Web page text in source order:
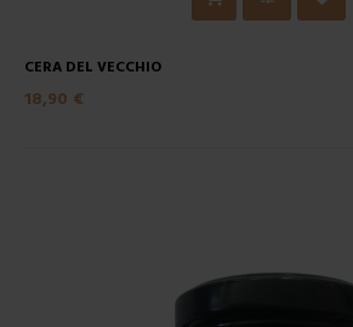
CERA DEL VECCHIO
18,90 €